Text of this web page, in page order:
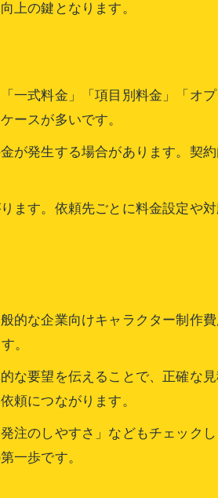
作・依頼の実践例
上の鍵となります。
一式料金」「項目別料金」「オ
ースが多いです。
が発生する場合があります。契
ます。依頼先ごとに料金設定や
的な企業向けキャラクター制作
。
な要望を伝えることで、正確な
頼につながります。
注のしやすさ」などもチェック
一歩です。